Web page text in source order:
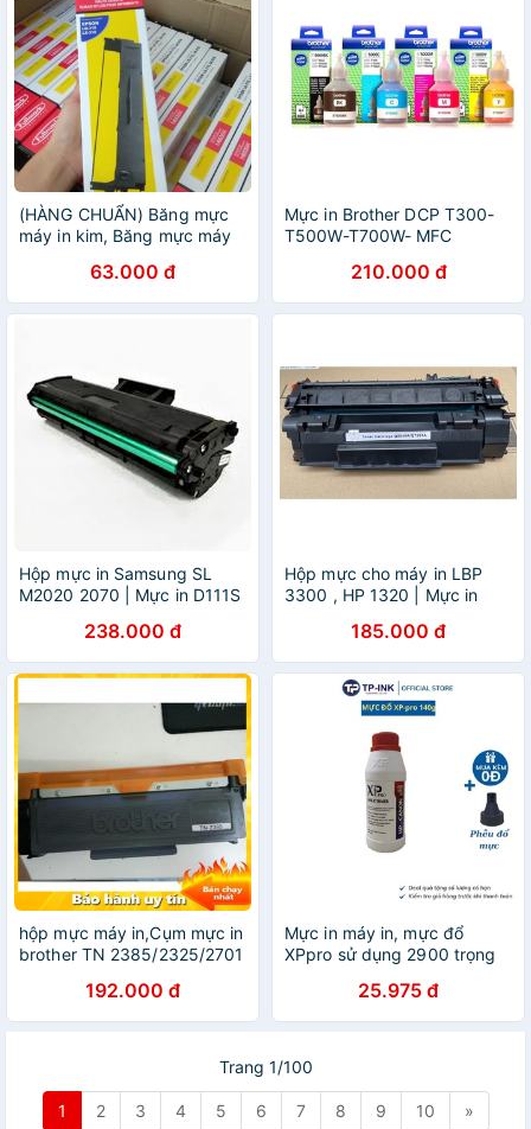
(HÀNG CHUẨN) Băng mực
máy in kim, Băng mực máy
63.000 đ
Mực in Brother DCP T300-
T500W-T700W- MFC
210.000 đ
Hộp mực in Samsung SL
M2020 2070 | Mực in D111S
238.000 đ
Hộp mực cho máy in LBP
3300 , HP 1320 | Mực in
185.000 đ
hộp mực máy in,Cụm mực in
brother TN 2385/2325/2701
192.000 đ
Mực in máy in, mực đổ
XPpro sử dụng 2900 trọng
25.975 đ
Trang 1/100
1 2 3 4 5 6 7 8 9 10 »